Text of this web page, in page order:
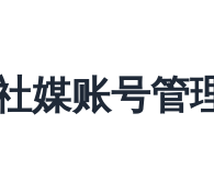
媒账号管